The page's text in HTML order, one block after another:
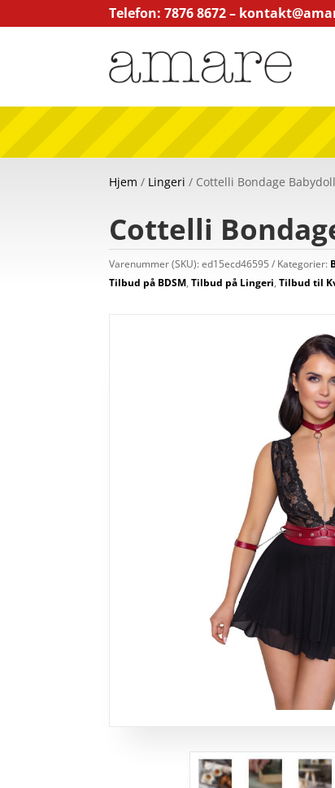
Telefon: 7876 8672 –
Hjem / Lingeri / Cottelli Bondage
Cottelli
Varenummer (SKU):ed15ecd46595 Kategorier:
Tilbud på BDSM,Tilbud på Lingeri,Tilbud til